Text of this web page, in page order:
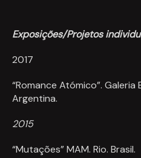
Exposições/Projetos
2017
“Romance Atómico”. Galeria
Argentina.
2015
“Mutações” MAM. Rio. Brasil.